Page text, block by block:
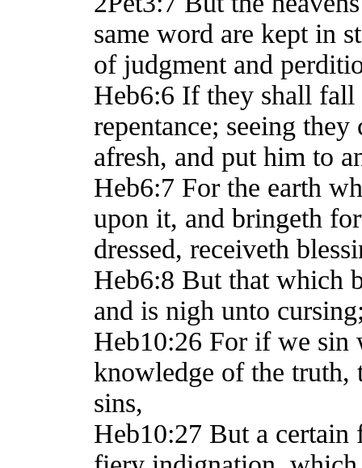
same word are kept in
of judgment and
Heb6:6 If they shall fall
repentance; seeing
afresh, and put him to
Heb6:7 For the earth
upon it, and bringeth
dressed, receiveth
Heb6:8 But that which
and is nigh unto
Heb10:26 For if we sin
knowledge of the truth,
sins,
Heb10:27 But a